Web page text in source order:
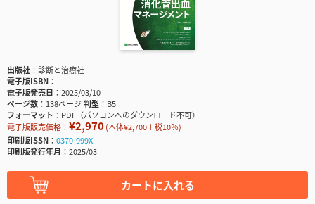
出版社
診断と治療社
電子版ISBN
電子版発売日
2025/03/10
ページ数
138ページ判型
B5
フォーマット
PDF（パソコンへのダウンロード不可）
電子版販売価格： ¥2,970(本体¥2,700＋税10％)
印刷版ISSN
0370-999X
印刷版発行年月
2025/03
カートに入れる